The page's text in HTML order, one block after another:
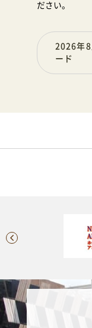
ださい。
2026年8
ード